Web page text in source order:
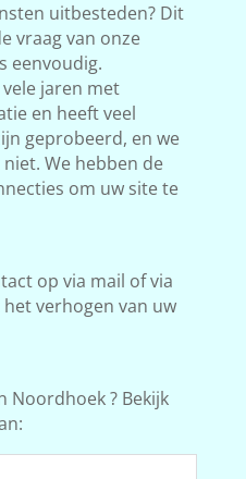
uitbesteden? Dit
vraag van onze
eenvoudig.
jaren met
en heeft veel
geprobeerd, en we
We hebben de
om uw site te
op via mail of via
verhogen van uw
Noordhoek ? Bekijk